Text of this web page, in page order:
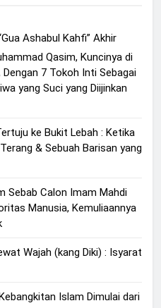
Qasim, Kuncinya di
7 Tokoh Inti Sebagai
yang Suci yang Diijinkan
ke Bukit Lebah : Ketika
& Sebuah Barisan yang
Sebab Calon Imam Mahdi
Manusia, Kemuliaannya
Wajah (kang Diki) : Isyarat
Islam Dimulai dari